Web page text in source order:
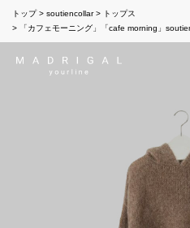
トップ soutiencollar
トップス
「カフェモーニング」「cafe morning」